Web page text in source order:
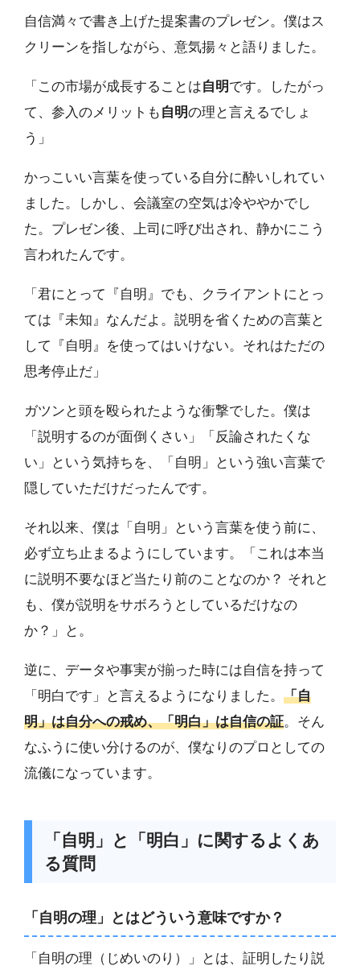
自信満々で書き上げた提案書のプレゼン。僕はス
クリーンを指しながら、意気揚々と語りました。
「この市場が成長することは自明です。したがっ
て、参入のメリットも 自明の理と言えるでしょ
う」
かっこいい言葉を使っている自分に酔いしれてい
ました。しかし、会議室の空気は冷ややかでし
た。プレゼン後、上司に呼び出され、静かにこう
言われたんです。
「君にとって『自明』でも、クライアントにとっ
ては『未知』なんだよ。説明を省くための言葉と
して『自明』を使ってはいけない。それはただの
思考停止だ」
ガツンと頭を殴られたような衝撃でした。僕は
「説明するのが面倒くさい」「反論されたくな
い」という気持ちを、「自明」という強い言葉で
隠していただけだったんです。
それ以来、僕は「自明」という言葉を使う前に、
必ず立ち止まるようにしています。「これは本当
に説明不要なほど当たり前のことなのか？ それと
も、僕が説明をサボろうとしているだけなの
か？」と。
逆に、データや事実が揃った時には自信を持って
「明白です」と言えるようになりました。 「自
明」は自分への戒め、「明白」は自信の証。そん
なふうに使い分けるのが、僕なりのプロとしての
流儀になっています。
「自明」と「明白」に関するよくあ
る質問
「自明の理」とはどういう意味ですか？
「自明の理（じめいのり）」とは、証明したり説